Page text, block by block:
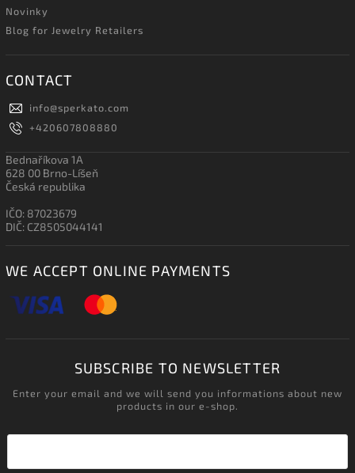
Novinky
Blog for Jewelry Retailers
CONTACT
info@sperkato.com
+420607808880
Bednaříkova 1A
628 00 Brno-Líšeň
Česká republika
IČO: 87023679
DIČ: CZ8505044141
WE ACCEPT ONLINE PAYMENTS
SUBSCRIBE TO NEWSLETTER
Enter your email and we will send you informations about new
products in our e-shop.